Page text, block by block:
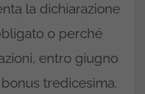
la dichiarazione
o perché
entro giugno
tredicesima.